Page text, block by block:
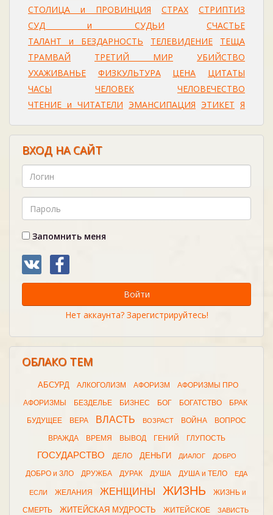
СТОЛИЦА и ПРОВИНЦИЯ
СТРАХ
СТРИПТИЗ
СУД и СУДЬИ
СЧАСТЬЕ
ТАЛАНТ и БЕЗДАРНОСТЬ
ТЕЛЕВИДЕНИЕ
ТЕЩА
ТРАМВАЙ
ТРЕТИЙ МИР
УБИЙСТВО
УХАЖИВАНЬЕ
ФИЗКУЛЬТУРА ЦЕНА
ЦИТАТЫ
ЧАСЫ
ЧЕЛОВЕК
ЧЕЛОВЕЧЕСТВО
ЧТЕНИЕ и ЧИТАТЕЛИ ЭМАНСИПАЦИЯ ЭТИКЕТ Я
ВХОД НА САЙТ
Запомнить меня
Войти
Нет аккаунта? Зарегистрируйтесь!
ОБЛАКО ТЕМ
АБСУРД АЛКОГОЛИЗМ АФОРИЗМ АФОРИЗМЫ ПРО
АФОРИЗМЫ БЕЗДЕЛЬЕ БИЗНЕС БОГ БОГАТСТВО БРАК
БУДУЩЕЕ ВЕРА ВЛАСТЬ ВОЗРАСТ ВОЙНА ВОПРОС
ВРАЖДА ВРЕМЯ ВЫВОД ГЕНИЙ ГЛУПОСТЬ
ГОСУДАРСТВО ДЕЛО ДЕНЬГИ ДИАЛОГ ДОБРО
ДОБРО и ЗЛО ДРУЖБА ДУРАК ДУША ДУША и ТЕЛО ЕДА
ЕСЛИ ЖЕЛАНИЯ ЖЕНЩИНЫ ЖИЗНЬ ЖИЗНЬ и
СМЕРТЬ ЖИТЕЙСКАЯ МУДРОСТЬ ЖИТЕЙСКОЕ ЗАВИСТЬ